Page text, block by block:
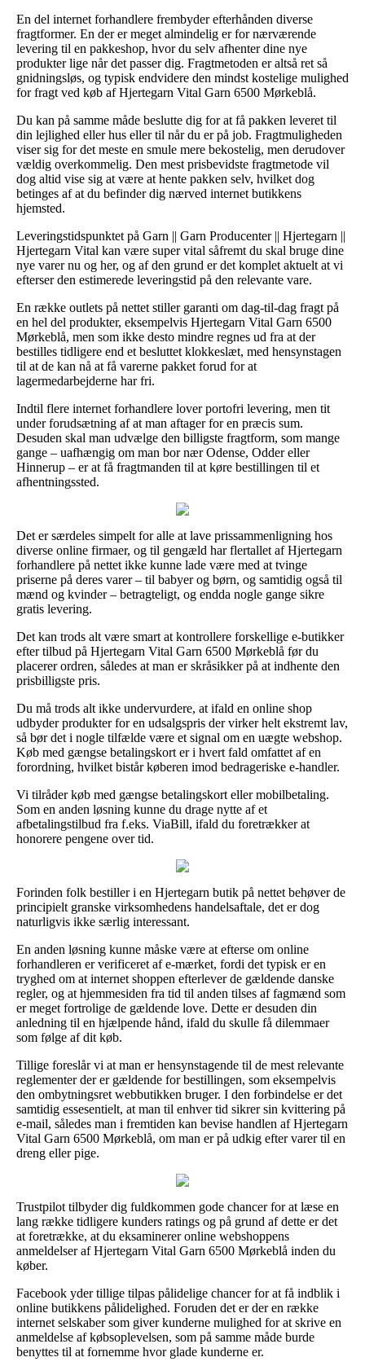
En del internet forhandlere frembyder efterhånden diverse
fragtformer. En der er meget almindelig er for nærværende
levering til en pakkeshop, hvor du selv afhenter dine nye
produkter lige når det passer dig. Fragtmetoden er altså ret så
gnidningsløs, og typisk endvidere den mindst kostelige mulighed
for fragt ved køb af Hjertegarn Vital Garn 6500 Mørkeblå.
Du kan på samme måde beslutte dig for at få pakken leveret til
din lejlighed eller hus eller til når du er på job. Fragtmuligheden
viser sig for det meste en smule mere bekostelig, men derudover
vældig overkommelig. Den mest prisbevidste fragtmetode vil
dog altid vise sig at være at hente pakken selv, hvilket dog
betinges af at du befinder dig nærved internet butikkens
hjemsted.
Leveringstidspunktet på Garn || Garn Producenter || Hjertegarn ||
Hjertegarn Vital kan være super vital såfremt du skal bruge dine
nye varer nu og her, og af den grund er det komplet aktuelt at vi
efterser den estimerede leveringstid på den relevante vare.
En række outlets på nettet stiller garanti om dag-til-dag fragt på
en hel del produkter, eksempelvis Hjertegarn Vital Garn 6500
Mørkeblå, men som ikke desto mindre regnes ud fra at der
bestilles tidligere end et besluttet klokkeslæt, med hensynstagen
til at de kan nå at få varerne pakket forud for at
lagermedarbejderne har fri.
Indtil flere internet forhandlere lover portofri levering, men tit
under forudsætning af at man aftager for en præcis sum.
Desuden skal man udvælge den billigste fragtform, som mange
gange – uafhængig om man bor nær Odense, Odder eller
Hinnerup – er at få fragtmanden til at køre bestillingen til et
afhentningssted.
Det er særdeles simpelt for alle at lave prissammenligning hos
diverse online firmaer, og til gengæld har flertallet af Hjertegarn
forhandlere på nettet ikke kunne lade være med at tvinge
priserne på deres varer – til babyer og børn, og samtidig også til
mænd og kvinder – betragteligt, og endda nogle gange sikre
gratis levering.
Det kan trods alt være smart at kontrollere forskellige e-butikker
efter tilbud på Hjertegarn Vital Garn 6500 Mørkeblå før du
placerer ordren, således at man er skråsikker på at indhente den
prisbilligste pris.
Du må trods alt ikke undervurdere, at ifald en online shop
udbyder produkter for en udsalgspris der virker helt ekstremt lav,
så bør det i nogle tilfælde være et signal om en uægte webshop.
Køb med gængse betalingskort er i hvert fald omfattet af en
forordning, hvilket bistår køberen imod bedrageriske e-handler.
Vi tilråder køb med gængse betalingskort eller mobilbetaling.
Som en anden løsning kunne du drage nytte af et
afbetalingstilbud fra f.eks. ViaBill, ifald du foretrækker at
honorere pengene over tid.
Forinden folk bestiller i en Hjertegarn butik på nettet behøver de
principielt granske virksomhedens handelsaftale, det er dog
naturligvis ikke særlig interessant.
En anden løsning kunne måske være at efterse om online
forhandleren er verificeret af e-mærket, fordi det typisk er en
tryghed om at internet shoppen efterlever de gældende danske
regler, og at hjemmesiden fra tid til anden tilses af fagmænd som
er meget fortrolige de gældende love. Dette er desuden din
anledning til en hjælpende hånd, ifald du skulle få dilemmaer
som følge af dit køb.
Tillige foreslår vi at man er hensynstagende til de mest relevante
reglementer der er gældende for bestillingen, som eksempelvis
den ombytningsret webbutikken bruger. I den forbindelse er det
samtidig essesentielt, at man til enhver tid sikrer sin kvittering på
e-mail, således man i fremtiden kan bevise handlen af Hjertegarn
Vital Garn 6500 Mørkeblå, om man er på udkig efter varer til en
dreng eller pige.
Trustpilot tilbyder dig fuldkommen gode chancer for at læse en
lang række tidligere kunders ratings og på grund af dette er det
at foretrække, at du eksaminerer online webshoppens
anmeldelser af Hjertegarn Vital Garn 6500 Mørkeblå inden du
køber.
Facebook yder tillige tilpas pålidelige chancer for at få indblik i
online butikkens pålidelighed. Foruden det er der en række
internet selskaber som giver kunderne mulighed for at skrive en
anmeldelse af købsoplevelsen, som på samme måde burde
benyttes til at fornemme hvor glade kunderne er.